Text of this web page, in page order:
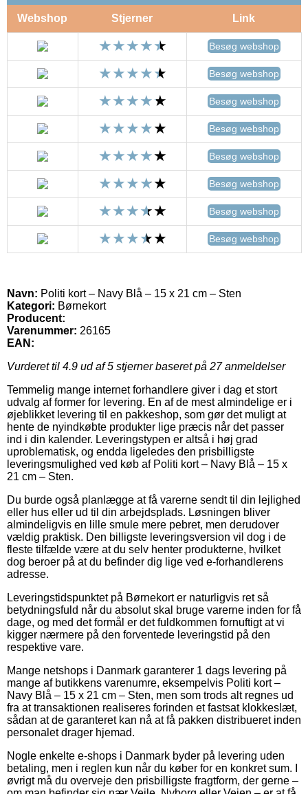
Webshop Stjerner Link
Besøg webshop
Besøg webshop
Besøg webshop
Besøg webshop
Besøg webshop
Besøg webshop
Besøg webshop
Besøg webshop
Navn: Politi kort – Navy Blå – 15 x 21 cm – Sten
Kategori: Børnekort
Producent:
Varenummer: 26165
EAN:
Vurderet til 4.9 ud af 5 stjerner baseret på 27anmeldelser
Temmelig mange internet forhandlere giver i dag et stort
udvalg af former for levering. En af de mest almindelige er i
øjeblikket levering til en pakkeshop, som gør det muligt at
hente de nyindkøbte produkter lige præcis når det passer
ind i din kalender. Leveringstypen er altså i høj grad
uproblematisk, og endda ligeledes den prisbilligste
leveringsmulighed ved køb af Politi kort – Navy Blå – 15 x
21 cm – Sten.
Du burde også planlægge at få varerne sendt til din lejlighed
eller hus eller ud til din arbejdsplads. Løsningen bliver
almindeligvis en lille smule mere pebret, men derudover
vældig praktisk. Den billigste leveringsversion vil dog i de
fleste tilfælde være at du selv henter produkterne, hvilket
dog beroer på at du befinder dig lige ved e-forhandlerens
adresse.
Leveringstidspunktet på Børnekort er naturligvis ret så
betydningsfuld når du absolut skal bruge varerne inden for få
dage, og med det formål er det fuldkommen fornuftigt at vi
kigger nærmere på den forventede leveringstid på den
respektive vare.
Mange netshops i Danmark garanterer 1 dags levering på
mange af butikkens varenumre, eksempelvis Politi kort –
Navy Blå – 15 x 21 cm – Sten, men som trods alt regnes ud
fra at transaktionen realiseres forinden et fastsat klokkeslæt,
sådan at de garanteret kan nå at få pakken distribueret inden
personalet drager hjemad.
Nogle enkelte e-shops i Danmark byder på levering uden
betaling, men i reglen kun når du køber for en konkret sum. I
øvrigt må du overveje den prisbilligste fragtform, der gerne –